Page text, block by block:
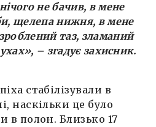
не бачив, в мене
щелепа нижня, в мене
таз, зламаний
– згадує захисник.
стабілізували в
наскільки це було
в полон. Близько 17